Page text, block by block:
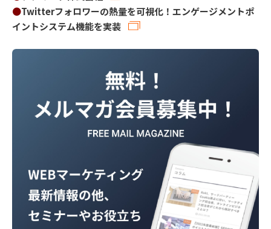
●Twitterフォロワーの熱量を可視化！エンゲージメントポ
イントシステム機能を実装